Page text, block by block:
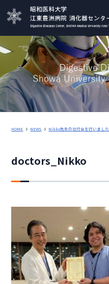
HOME NEWS Nikko先生の壮行会を行いました
doctors_Nikko